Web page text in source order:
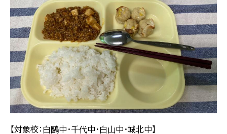
【対象校：白鷗中・千代中・白山中・城北中】